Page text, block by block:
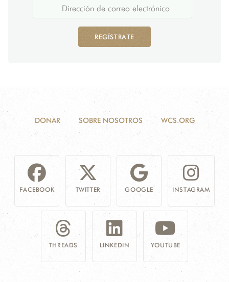
REGÍSTRATE
DONAR SOBRE NOSOTROS WCS.ORG
FACEBOOK TWITTER GOOGLE INSTAGRAM
THREADS LINKEDIN YOUTUBE